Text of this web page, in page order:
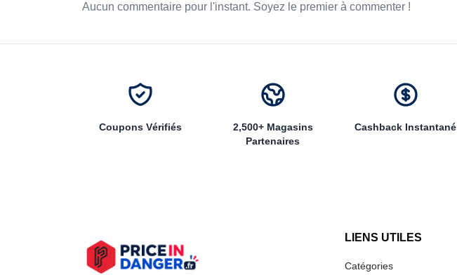
Aucun commentaire pour l'instant. Soyez le premier à commenter !
Coupons Vérifiés
2,500+ Magasins
Partenaires
Cashback Instantané
LIENS UTILES
Catégories